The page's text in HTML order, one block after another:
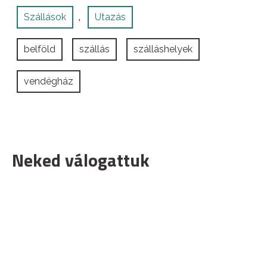
Szállások , Utazás
belföld szállás szálláshelyek
vendégház
Neked válogattuk